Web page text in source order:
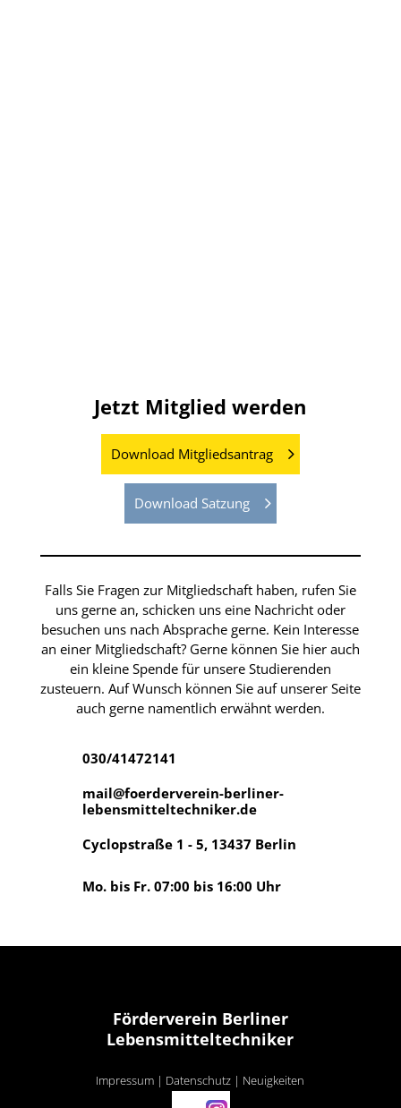
Jetzt Mitglied werden
Download Mitgliedsantrag
Download Satzung
Falls Sie Fragen zur Mitgliedschaft haben, rufen Sie
uns gerne an, schicken uns eine Nachricht oder
besuchen uns nach Absprache gerne. Kein Interesse
an einer Mitgliedschaft? Gerne können Sie hier auch
ein kleine Spende für unsere Studierenden
zusteuern. Auf Wunsch können Sie auf unserer Seite
auch gerne namentlich erwähnt werden.
030/41472141
mail@foerderverein-berliner-
lebensmitteltechniker.de
Cyclopstraße 1 - 5, 13437 Berlin
Mo. bis Fr. 07:00 bis 16:00 Uhr
Förderverein Berliner
Lebensmitteltechniker
Impressum | Datenschutz | Neuigkeiten